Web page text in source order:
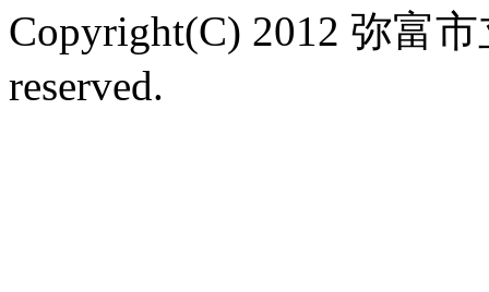
Copyright(C) 2012 弥富
reserved.